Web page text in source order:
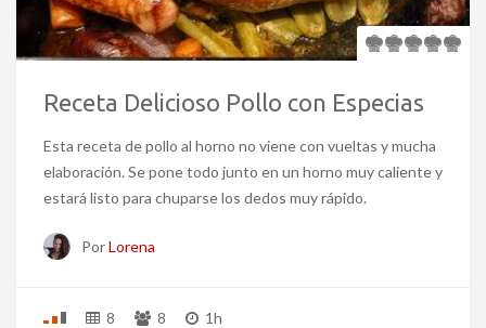
Receta Delicioso Pollo con Especias
Esta receta de pollo al horno no viene con vueltas y mucha
elaboración. Se pone todo junto en un horno muy caliente y
estará listo para chuparse los dedos muy rápido.
PorLorena
8 8 1h